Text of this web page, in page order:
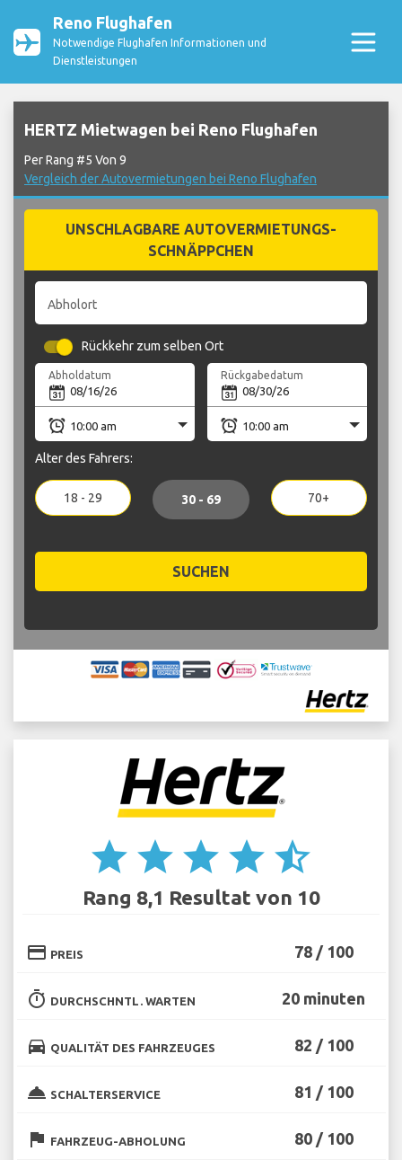
Reno Flughafen
Notwendige Flughafen Informationen und
Dienstleistungen
HERTZ Mietwagen bei Reno Flughafen
Per Rang #5 Von 9
Vergleich der Autovermietungen bei Reno Flughafen
UNSCHLAGBARE AUTOVERMIETUNGS-
SCHNÄPPCHEN
Abholort
Rückkehr zum selben Ort
Abholdatum Rückgabedatum
Alter des Fahrers:
18 - 29 30 - 69 70+
SUCHEN
star star star star star_half
Rang 8,1 Resultat von 10
credit_card PREIS 78 / 100
timer DURCHSCHNTL. WARTEN 20 minuten
directions_car QUALITÄT DES FAHRZEUGES 82 / 100
room_service SCHALTERSERVICE 81 / 100
flag FAHRZEUG-ABHOLUNG 80 / 100